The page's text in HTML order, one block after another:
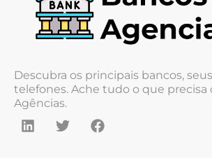
Descubra os principais bancos,
telefones. Ache tudo o que precisa
Agências.